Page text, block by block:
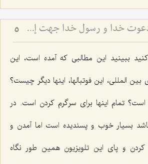
ضرورت اجابت دعوت خدا و رسول خدا جهت إحیاء قلوب 5
ببینید این مطالبی که آمده است، این
بین المللی، این فوتبالها، اینها دیگر چیست؟
تمام اینها برای سرگرم کردن است. در
بسیار خوب و پسندیده است اما آمدن و
و پای این تلویزیون همین طور نگاه